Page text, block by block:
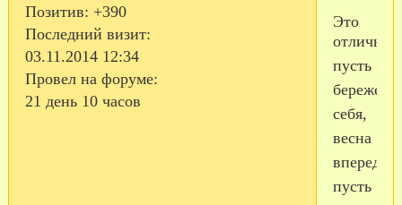
Позитив: +390
Последний визит:
03.11.2014 12:34
Провел на форуме:
21 день 10 часов
Это
отлично,
пусть
бережет
себя,
весна
впереди,
пусть